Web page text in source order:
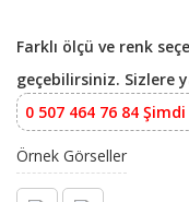
Farklı ölçü ve renk
geçebilirsiniz. Sizlere
0 507 464 76 84
Örnek Görseller